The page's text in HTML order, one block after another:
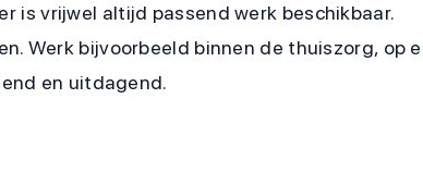
is vrijwel altijd passend werk beschikbaar.
Werk bijvoorbeeld binnen de thuiszorg, op
en uitdagend.